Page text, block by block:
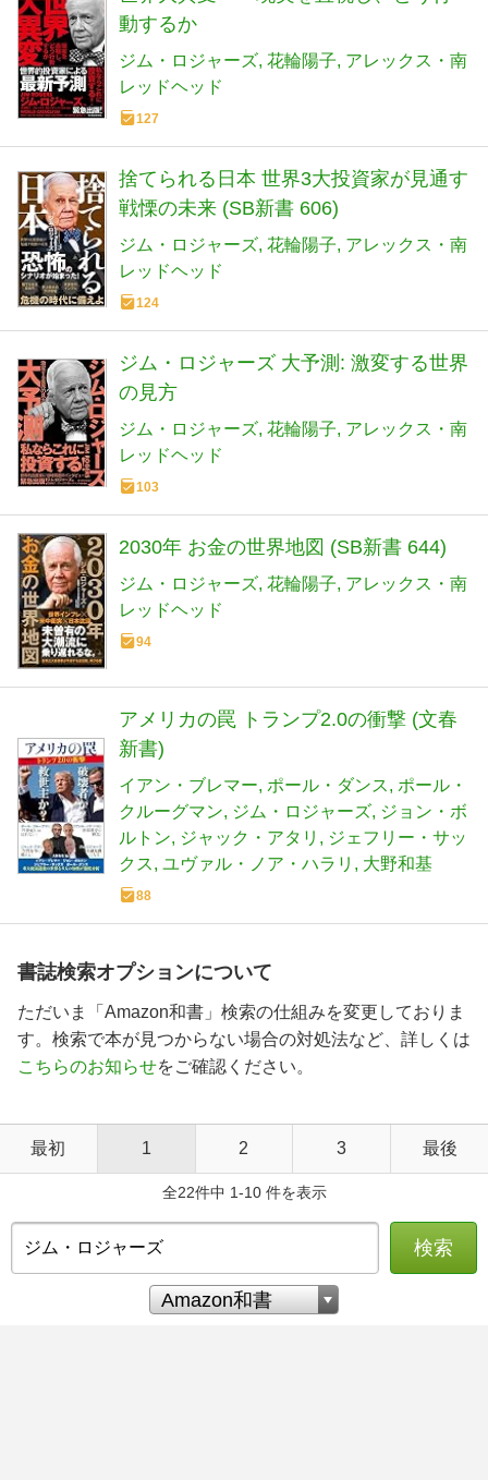
動するか
ジム・ロジャーズ 花輪陽子 アレックス・南
レッドヘッド
127
捨てられる日本 世界3大投資家が見通す
戦慄の未来 (SB新書 606)
ジム・ロジャーズ 花輪陽子 アレックス・南
レッドヘッド
124
ジム・ロジャーズ 大予測: 激変する世界
の見方
ジム・ロジャーズ 花輪陽子 アレックス・南
レッドヘッド
103
2030年 お金の世界地図 (SB新書 644)
ジム・ロジャーズ 花輪陽子 アレックス・南
レッドヘッド
94
アメリカの罠 トランプ2.0の衝撃 (文春
新書)
イアン・ブレマー ポール・ダンス
ポール・
クルーグマン
ジム・ロジャーズ ジョン・ボ
ルトン
ジャック・アタリ
ジェフリー・サッ
クス ユヴァル・ノア・ハラリ 大野和基
88
書誌検索オプションについて
ただいま「Amazon和書」検索の仕組みを変更しておりま
す。検索で本が見つからない場合の対処法など、詳しくは
こちらのお知らせをご確認ください。
最初 1 2 3 最後
全22件中 1-10 件を表示
検索